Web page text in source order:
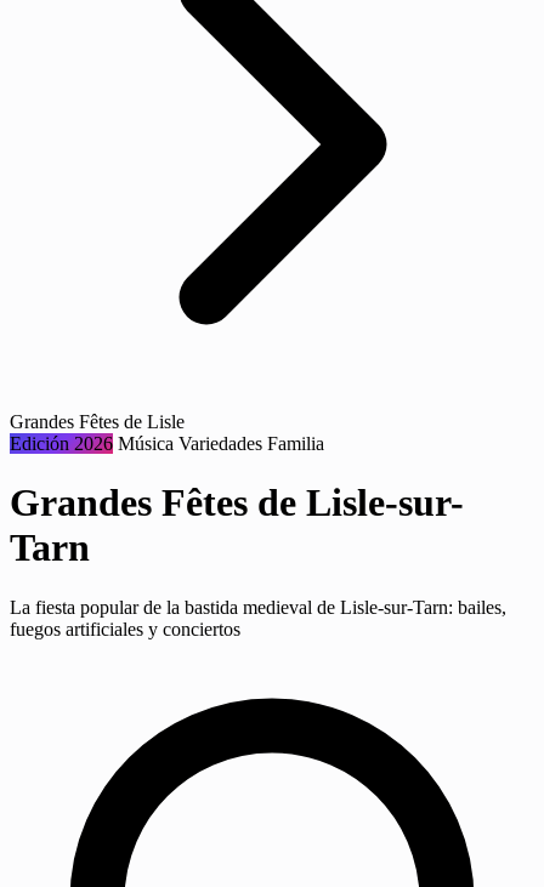
Grandes Fêtes de Lisle
Edición 2026 Música Variedades Familia
Grandes Fêtes de Lisle-sur-
Tarn
La fiesta popular de la bastida medieval de Lisle-sur-Tarn: bailes,
fuegos artificiales y conciertos